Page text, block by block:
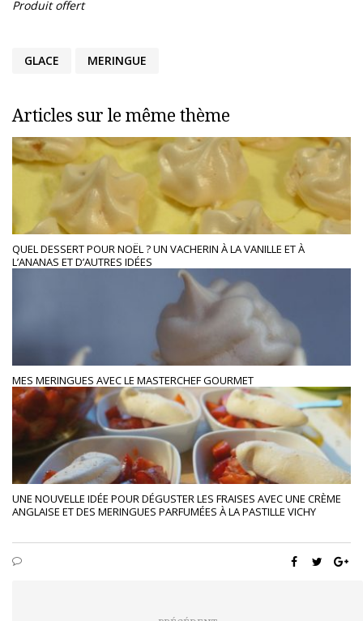
Produit offert
GLACE MERINGUE
Articles sur le même thème
QUEL DESSERT POUR NOËL ? UN VACHERIN À LA VANILLE ET À
L’ANANAS ET D’AUTRES IDÉES
MES MERINGUES AVEC LE MASTERCHEF GOURMET
UNE NOUVELLE IDÉE POUR DÉGUSTER LES FRAISES AVEC UNE CRÈME
ANGLAISE ET DES MERINGUES PARFUMÉES À LA PASTILLE VICHY